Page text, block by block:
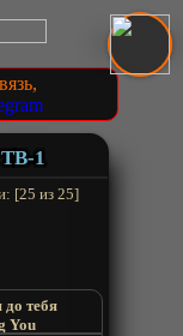
ТВ-1
[25 из 25]
до тебя
You